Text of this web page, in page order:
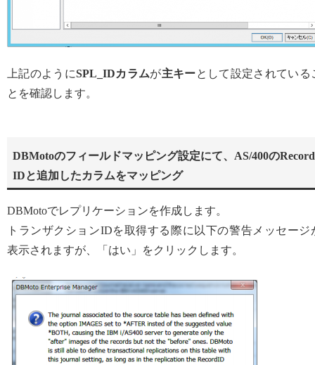
上記のようにSPL_IDカラムが主キーとして設定されている
とを確認します。
DBMotoのフィールドマッピング設定にて、AS/400のRecord
IDと追加したカラムをマッピング
DBMotoでレプリケーションを作成します。
トランザクションIDを取得する際に以下の警告メッセージ
表示されますが、「はい」をクリックします。